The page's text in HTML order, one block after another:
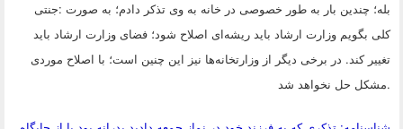
جنتی: بله؛ چندین بار به طور خصوصی در خانه به وی تذکر دادم؛ به صورت
کلی بگویم وزارت ارشاد باید ریشه‌ای اصلاح شود؛ فضای وزارت ارشاد باید
تغییر کند. در برخی دیگر از وزارتخانه‌ها نیز این چنین است؛ با اصلاح موردی
مشکل حل نخواهد شد.